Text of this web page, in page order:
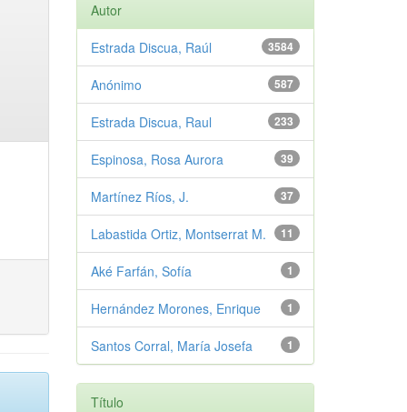
Autor
3584
Estrada Discua, Raúl
587
Anónimo
233
Estrada Discua, Raul
39
Espinosa, Rosa Aurora
37
Martínez Ríos, J.
11
Labastida Ortiz, Montserrat M.
1
Aké Farfán, Sofía
1
Hernández Morones, Enrique
1
Santos Corral, María Josefa
Título